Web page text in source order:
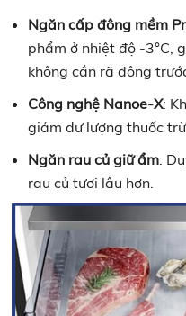
Ngăn cấp đông mềm
phẩm ở nhiệt độ -3°C,
không cần rã đông
Công nghệ Nanoe-X:
giảm dư lượng thuốc
Ngăn rau củ giữ ẩm:
rau củ tươi lâu hơn.​